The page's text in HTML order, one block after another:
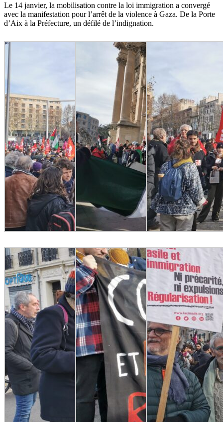
Le 14 janvier, la mobilisation contre la loi immigration a convergé
avec la manifestation pour l’arrêt de la violence à Gaza. De la Porte
d’Aix à la Préfecture, un défilé de l’indignation.